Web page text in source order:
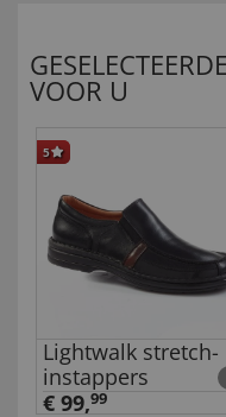
VOOR U
5
Lightwalk stretch-
instappers
€ 99,99